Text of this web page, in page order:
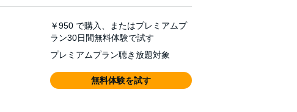
￥950 で購入、またはプレミアムプ
ラン30日間無料体験で試す
プレミアムプラン聴き放題対象
無料体験を試す